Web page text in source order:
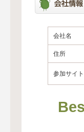
会社名
住所
参加サイト